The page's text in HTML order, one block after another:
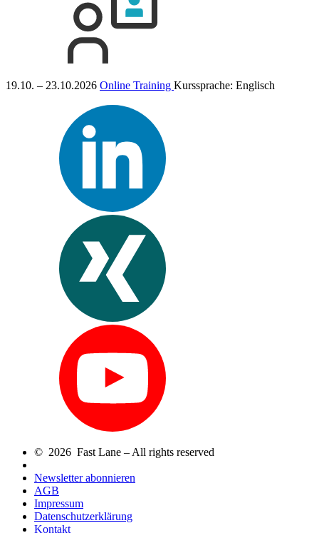
19.10. – 23.10.2026 Online Training Kurssprache: Englisch
© 2026 Fast Lane – All rights reserved
Newsletter abonnieren
AGB
Impressum
Datenschutzerklärung
Kontakt